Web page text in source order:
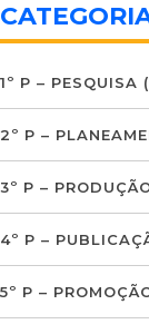
1º P – PESQUISA
2º P –
3º P –
4º P –
5º P –